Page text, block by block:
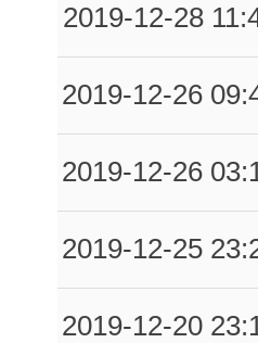
0.04
0.03
0.02
2019-12-28
2019-12-26
2019-12-26
2019-12-25
2019-12-20